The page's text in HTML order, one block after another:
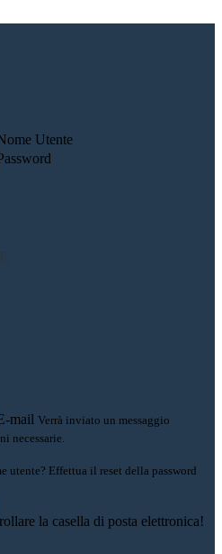
Utente
mail Verrà inviato un messaggio
necessarie.
utente? Effettua il reset della password
la casella di posta elettronica!